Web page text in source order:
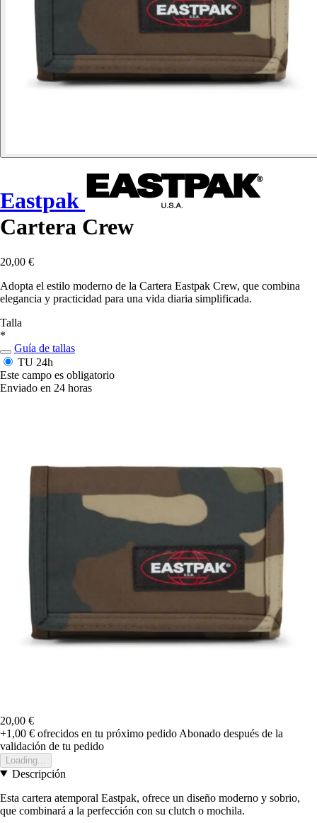
Eastpak
Cartera Crew
20,00 €
Adopta el estilo moderno de la Cartera Eastpak Crew, que combina
elegancia y practicidad para una vida diaria simplificada.
Talla
*
Guía de tallas
TU 24h
Este campo es obligatorio
Enviado en 24 horas
20,00 €
+1,00 € ofrecidos en tu próximo pedido Abonado después de la
validación de tu pedido
Loading...
Descripción
Esta cartera atemporal Eastpak, ofrece un diseño moderno y sobrio,
que combinará a la perfección con su clutch o mochila.